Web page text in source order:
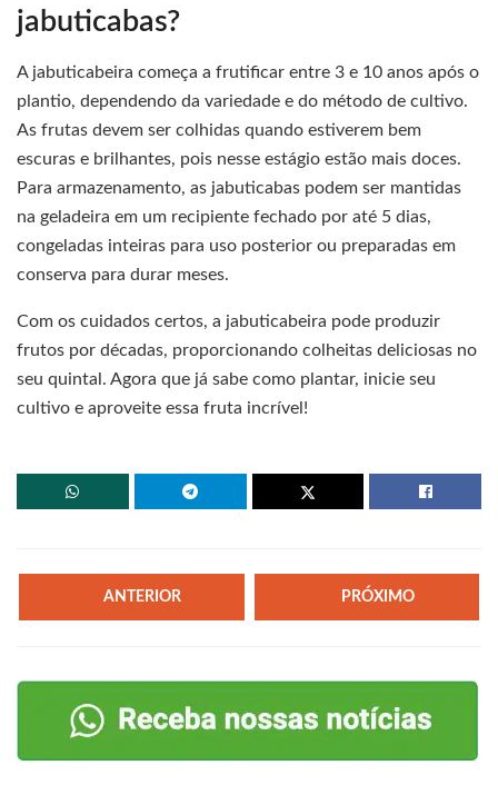
jabuticabas?
A jabuticabeira começa a frutificar entre 3 e 10 anos após o
plantio, dependendo da variedade e do método de cultivo.
As frutas devem ser colhidas quando estiverem bem
escuras e brilhantes, pois nesse estágio estão mais doces.
Para armazenamento, as jabuticabas podem ser mantidas
na geladeira em um recipiente fechado por até 5 dias,
congeladas inteiras para uso posterior ou preparadas em
conserva para durar meses.
Com os cuidados certos, a jabuticabeira pode produzir
frutos por décadas, proporcionando colheitas deliciosas no
seu quintal. Agora que já sabe como plantar, inicie seu
cultivo e aproveite essa fruta incrível!
ANTERIOR PRÓXIMO